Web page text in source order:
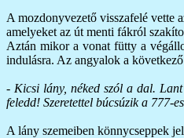
A mozdonyvezető visszafelé vette
amelyeket az út menti fákról
Aztán mikor a vonat fütty a
indulásra. Az angyalok a
- Kicsi lány, néked szól a dal.
feledd! Szeretettel búcsúzik a 777-
A lány szemeiben könnycseppek